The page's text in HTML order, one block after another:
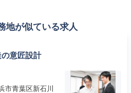
地が似ている求人
意匠設計
市青葉区新石川